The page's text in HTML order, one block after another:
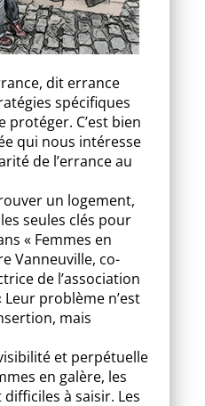
dit errance
spécifiques
C’est bien
qui nous intéresse
de l’errance au
un logement,
seules clés pour
« Femmes en
Vanneuville, co-
de l’association
Leur problème n’est
mais
et perpétuelle
en galère, les
à saisir. Les